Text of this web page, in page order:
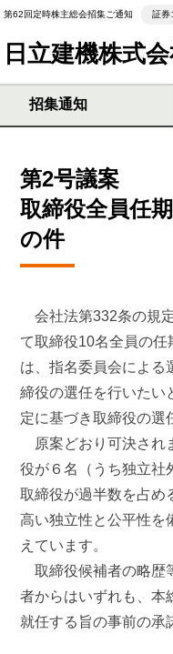
第62回定時株主総会招集ご通知 証券
日立建機株式
招集通知
第2号議案
取締役全員任
の件
会社法第332条の規
て取締役10名全員の
は、指名委員会による
締役の選任を行いたい
定に基づき取締役の選
原案どおり可決され
役が６名（うち独立社
取締役が過半数を占め
高い独立性と公平性を
えています。
取締役候補者の略歴
者からはいずれも、本
就任する旨の事前の承